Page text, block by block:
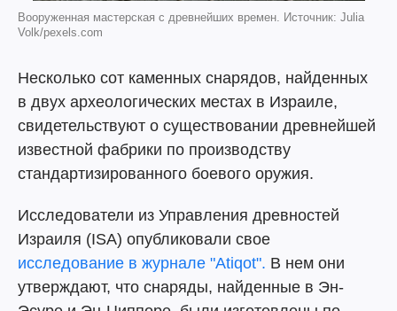
Вооруженная мастерская с древнейших времен. Источник: Julia
Volk/pexels.com
Несколько сот каменных снарядов, найденных
в двух археологических местах в Израиле,
свидетельствуют о существовании древнейшей
известной фабрики по производству
стандартизированного боевого оружия.
Исследователи из Управления древностей
Израиля (ISA) опубликовали свое
исследование в журнале "Atiqot". В нем они
утверждают, что снаряды, найденные в Эн-